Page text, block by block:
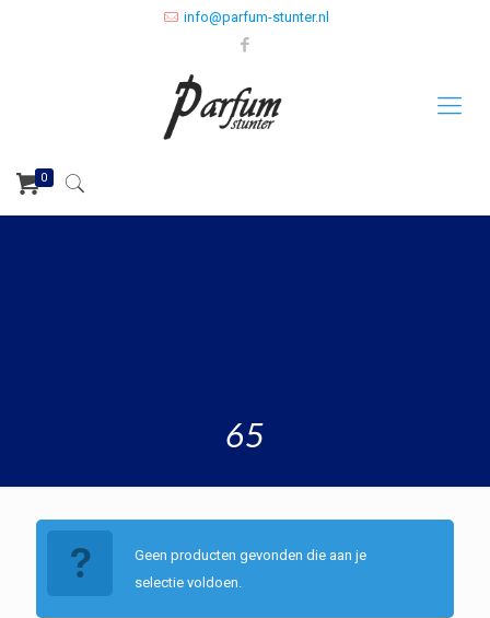
info@parfum-stunter.nl
0
65
Geen producten gevonden die aan je
selectie voldoen.